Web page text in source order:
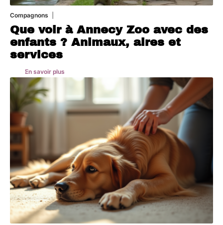
Compagnons
Que voir à Annecy Zoo avec des
enfants ? Animaux, aires et
services
En savoir plus